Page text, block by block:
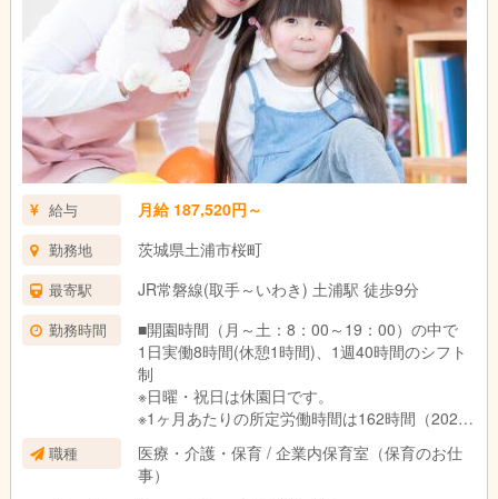
給与 月給 187,520円～
勤務地 茨城県土浦市桜町
最寄駅 JR常磐線(取手～いわき) 土浦駅 徒歩9分
勤務時間
■開園時間（月～土：8：00～19：00）の中で
1日実働8時間(休憩1時間)、1週40時間のシフト
制
※日曜・祝日は休園日です。
※1ヶ月あたりの所定労働時間は162時間（2022
年実績）
職種
医療・介護・保育 / 企業内保育室（保育のお仕
事）